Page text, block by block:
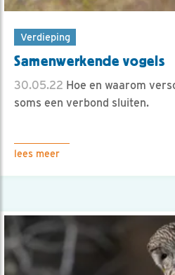
Verdieping
Samenwerkende vogels
30.05.22 Hoe en waarom
soms een verbond sluiten.
lees meer